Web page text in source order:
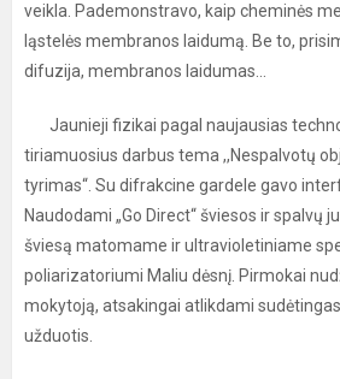
veikla. Pademonstravo, kaip cheminės
ląstelės membranos laidumą. Be to,
difuzija, membranos laidumas...
Jaunieji fizikai pagal naujausias
tiriamuosius darbus tema ,,Nespalvotų
tyrimas“. Su difrakcine gardele gavo
Naudodami „Go Direct“ šviesos ir spalvų
šviesą matomame ir ultravioletiniame
poliarizatoriumi Maliu dėsnį. Pirmokai
mokytoją, atsakingai atlikdami
užduotis.